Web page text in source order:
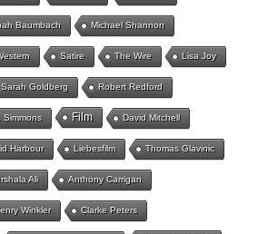
Baumbach Michael Shannon
Satire The Wire Lisa Joy
Sarah Goldberg Robert Redford
Simmons Film David Mitchell
Harbour Liebesfilm Thomas Glavinic
Ali Anthony Carrigan
Winkler Clarke Peters